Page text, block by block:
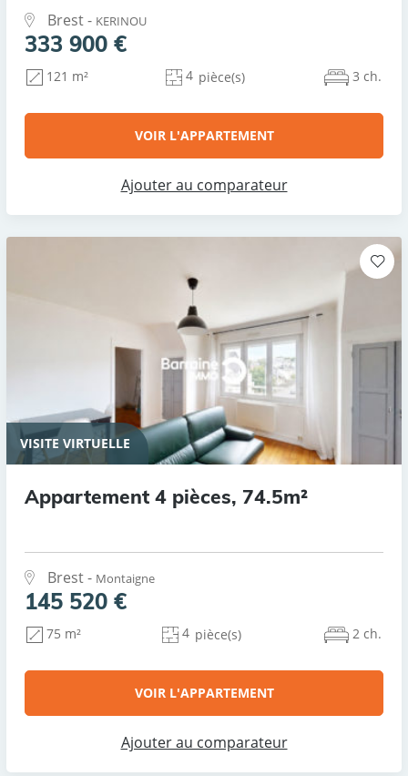
Brest - KERINOU
333 900 €
121 m² 4 pièce(s) 3 ch.
VOIR L'APPARTEMENT
Ajouter au comparateur
VISITE VIRTUELLE
Appartement 4 pièces, 74.5m²
Brest - Montaigne
145 520 €
75 m² 4 pièce(s) 2 ch.
VOIR L'APPARTEMENT
Ajouter au comparateur